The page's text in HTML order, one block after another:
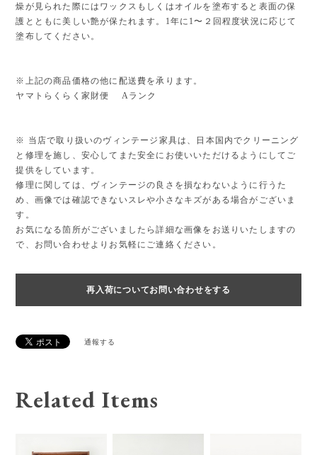
燥が見られた際にはワックスもしくはオイルを塗布すると表面の保
護とともに美しい艶が保たれます。1年に1〜２回程度状況に応じて
塗布してください。
※上記の商品価格の他に配送費を承ります。
ヤマトらくらく家財便 Aランク
※ 当店で取り扱いのヴィンテージ家具は、日本国内でクリーニング
と修理を施し、安心してまた安全にお使いいただけるようにしてご
提供をしています。
修理に関しては、ヴィンテージの良さを損なわないように行うた
め、画像では確認できないスレや小さなキズがある場合がございま
す。
お気になる箇所がございましたら詳細な画像をお送りいたしますの
で、お問い合わせよりお気軽にご連絡ください。
再入荷についてお問い合わせをする
通報する
Related Items